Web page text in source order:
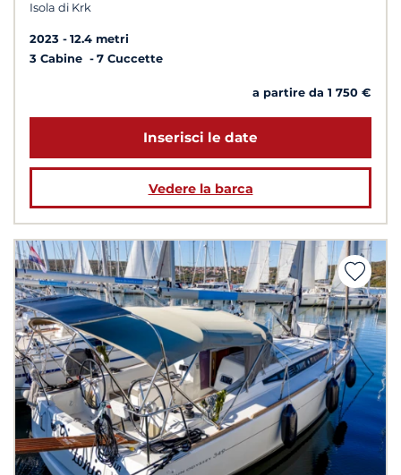
Isola di Krk
2023
12.4 metri
3 Cabine
7 Cuccette
a partire da 1 750 €
Inserisci le date
Vedere la barca